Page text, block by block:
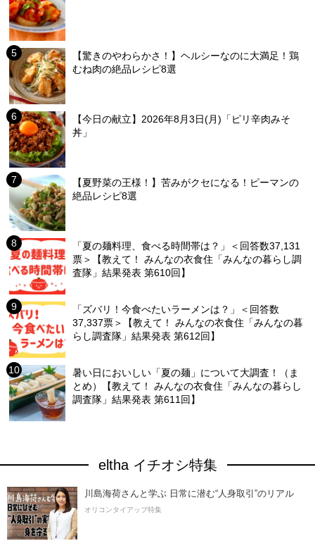
【驚きのやわらかさ！】ヘルシーなのに大満足！鶏
むね肉の絶品レシピ8選
【今日の献立】2026年8月3日(月)「ピリ辛肉みそ
丼」
【夏野菜の王様！】苦みがクセになる！ピーマンの
絶品レシピ8選
「夏の麺料理、食べる時間帯は？」＜回答数37,131
票＞【教えて！ みんなの衣食住「みんなの暮らし調
査隊」結果発表 第610回】
「ズバリ！今食べたいラーメンは？」＜回答数
37,337票＞【教えて！ みんなの衣食住「みんなの暮
らし調査隊」結果発表 第612回】
暑い日においしい「夏の麺」について大調査！（ま
とめ）【教えて！ みんなの衣食住「みんなの暮らし
調査隊」結果発表 第611回】
eltha イチオシ特集
川島海荷さんと学ぶ 日常に潜む“人身取引”のリアル
オリコンタイアップ特集